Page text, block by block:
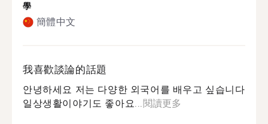
學
簡體中文
我喜歡談論的話題
안녕하세요 저는 다양한 외국어를 배우고 싶습니다
일상생활이야기도 좋아요...閱讀更多